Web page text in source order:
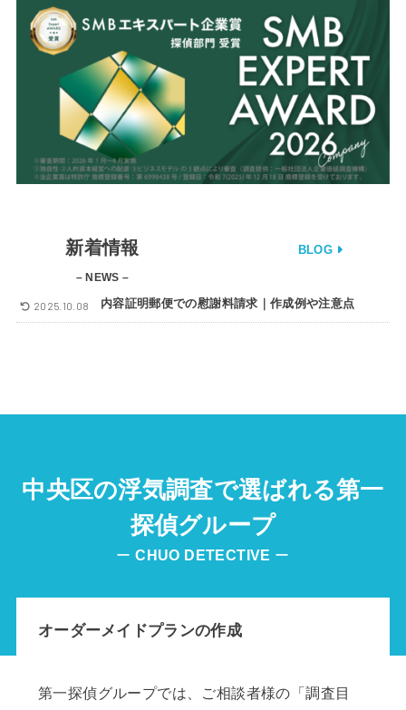
新着情報
– NEWS –
BLOG
内容証明郵便での慰謝料請求｜作成例や注意点
2025.10.08
中央区の浮気調査で選ばれる第一
探偵グループ
ーCHUO DETECTIVE ー
オーダーメイドプランの作成
第一探偵グループでは、ご相談者様の「調査目